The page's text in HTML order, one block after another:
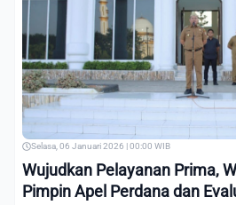
Selasa, 06 Januari 2026 | 00:00 WIB
Wujudkan Pelayanan Prima,
Pimpin Apel Perdana dan